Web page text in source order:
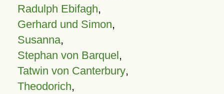
Radulph Ebifagh,
Gerhard und Simon,
Susanna,
Stephan von Barquel,
Tatwin von Canterbury,
Theodorich,